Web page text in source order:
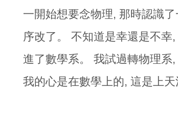
一開始想要念物理, 那時認識
序改了。 不知道是幸還是不
進了數學系。 我試過轉物理系
我的心是在數學上的, 這是上